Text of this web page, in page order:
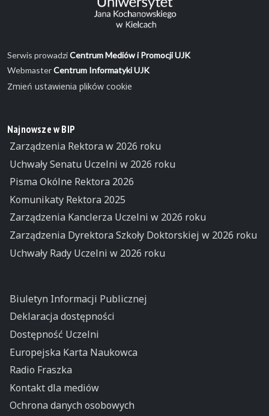
Serwis prowadziCentrum Mediów i Promocji UJK
WebmasterCentrum Informatyki UJK
Zmień ustawienia plików cookie
Najnowsze w BIP
Zarządzenia Rektora w 2026 roku
Uchwały Senatu Uczelni w 2026 roku
Pisma Okólne Rektora 2026
Komunikaty Rektora 2025
Zarządzenia Kanclerza Uczelni w 2026 roku
Zarządzenia Dyrektora Szkoły Doktorskiej w 2026 roku
Uchwały Rady Uczelni w 2026 roku
Biuletyn Informacji Publicznej
Deklaracja dostępności
Dostępność Uczelni
Europejska Karta Naukowca
Radio Fraszka
Kontakt dla mediów
Ochrona danych osobowych